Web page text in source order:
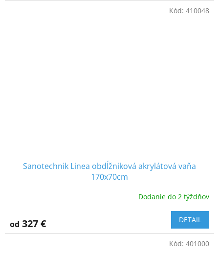
Sanotechnik Linea obdĺžniková akrylátová vaňa
170x70cm
Dodanie do 2 týždňov
od 327 € DETAIL
Kód: 410048
Kód: 401000